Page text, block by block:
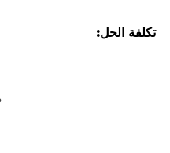
تكلفة الحل: